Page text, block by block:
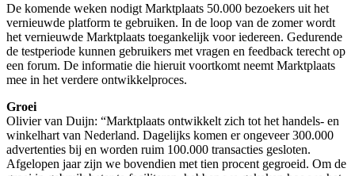
De komende weken nodigt Marktplaats 50.000 bezoekers uit het
vernieuwde platform te gebruiken. In de loop van de zomer wordt
het vernieuwde Marktplaats toegankelijk voor iedereen. Gedurende
de testperiode kunnen gebruikers met vragen en feedback terecht op
een forum. De informatie die hieruit voortkomt neemt Marktplaats
mee in het verdere ontwikkelproces.
Groei
Olivier van Duijn: “Marktplaats ontwikkelt zich tot het handels- en
winkelhart van Nederland. Dagelijks komen er ongeveer 300.000
advertenties bij en worden ruim 100.000 transacties gesloten.
Afgelopen jaar zijn we bovendien met tien procent gegroeid. Om de